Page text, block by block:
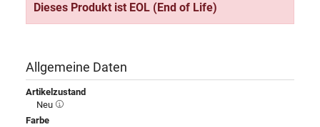
Dieses Produkt ist EOL (End of Life)
Allgemeine Daten
Artikelzustand
Neu
Farbe